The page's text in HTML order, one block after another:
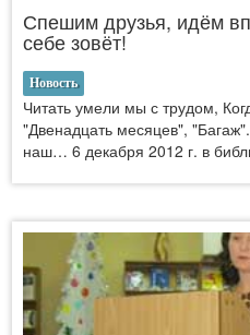
Спешим друзья, идём
себе зовёт!
Новость
Читать умели мы с трудом,
"Двенадцать месяцев",
наш… 6 декабря 2012 г. в